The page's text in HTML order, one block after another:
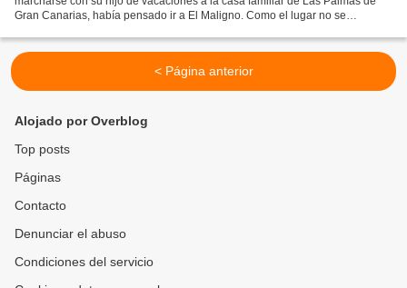
Gran Canarias, había pensado ir a El Maligno. Como el lugar no se
< Página anterior
Alojado por Overblog
Top posts
Páginas
Contacto
Denunciar el abuso
Condiciones del servicio